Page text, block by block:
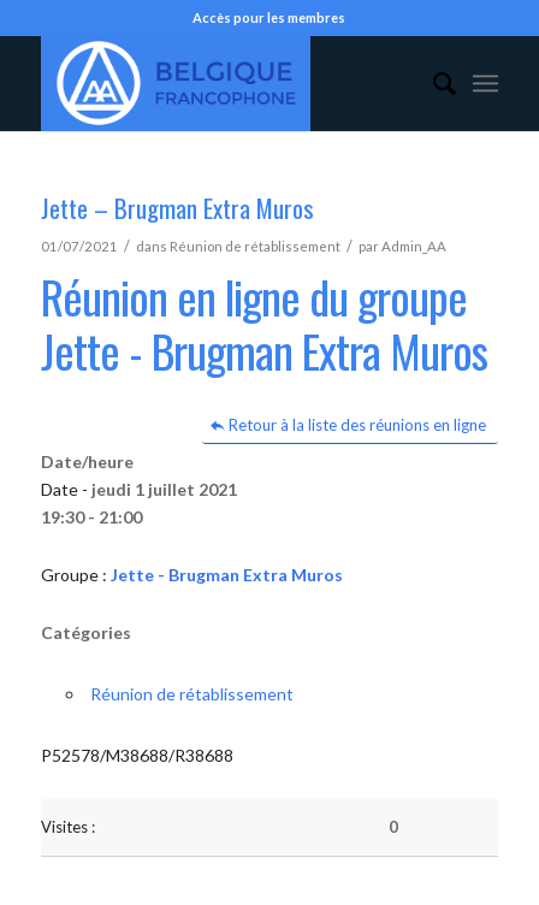
Accès pour les membres
Jette – Brugman Extra Muros
01/07/2021 / dans Réunion de rétablissement / parAdmin_AA
Réunion en ligne du groupe
Jette - Brugman Extra Muros
Retour à la liste des réunions en ligne
Date/heure
Date - jeudi 1 juillet 2021
19:30 - 21:00
Groupe : Jette - Brugman Extra Muros
Catégories
Réunion de rétablissement
P52578/M38688/R38688
Visites : 0